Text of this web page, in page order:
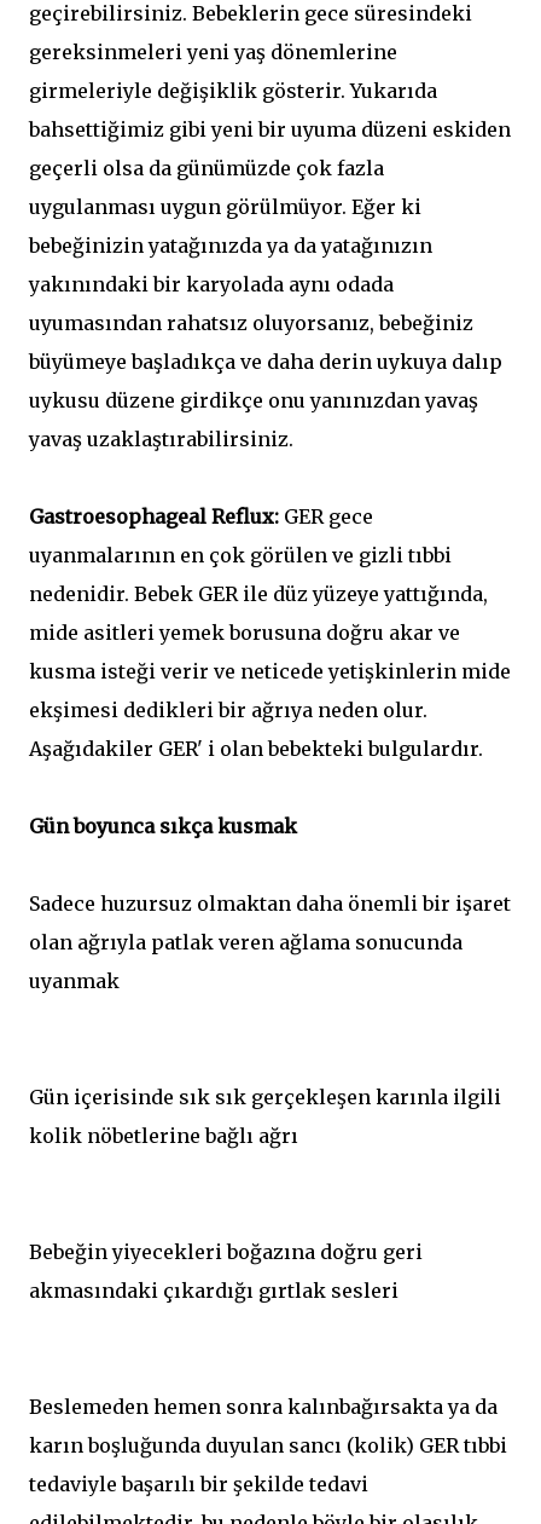
geçirebilirsiniz. Bebeklerin gece süresindeki
gereksinmeleri yeni yaş dönemlerine
girmeleriyle değişiklik gösterir. Yukarıda
bahsettiğimiz gibi yeni bir uyuma düzeni eskiden
geçerli olsa da günümüzde çok fazla
uygulanması uygun görülmüyor. Eğer ki
bebeğinizin yatağınızda ya da yatağınızın
yakınındaki bir karyolada aynı odada
uyumasından rahatsız oluyorsanız, bebeğiniz
büyümeye başladıkça ve daha derin uykuya dalıp
uykusu düzene girdikçe onu yanınızdan yavaş
yavaş uzaklaştırabilirsiniz.
Gastroesophageal Reflux: GER gece
uyanmalarının en çok görülen ve gizli tıbbi
nedenidir. Bebek GER ile düz yüzeye yattığında,
mide asitleri yemek borusuna doğru akar ve
kusma isteği verir ve neticede yetişkinlerin mide
ekşimesi dedikleri bir ağrıya neden olur.
Aşağıdakiler GER' i olan bebekteki bulgulardır.
Gün boyunca sıkça kusmak
Sadece huzursuz olmaktan daha önemli bir işaret
olan ağrıyla patlak veren ağlama sonucunda
uyanmak
Gün içerisinde sık sık gerçekleşen karınla ilgili
kolik nöbetlerine bağlı ağrı
Bebeğin yiyecekleri boğazına doğru geri
akmasındaki çıkardığı gırtlak sesleri
Beslemeden hemen sonra kalınbağırsakta ya da
karın boşluğunda duyulan sancı (kolik) GER tıbbi
tedaviyle başarılı bir şekilde tedavi